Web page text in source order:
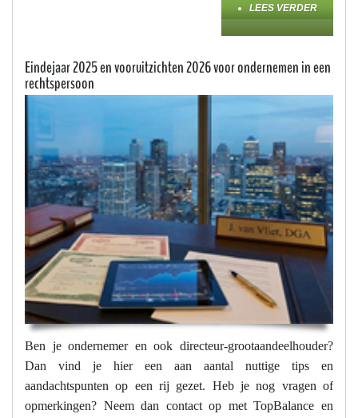
LEES VERDER
Eindejaar 2025 en vooruitzichten 2026 voor ondernemen in een
rechtspersoon
Ben je ondernemer en ook directeur-grootaandeelhouder?
Dan vind je hier een aan aantal nuttige tips en
aandachtspunten op een rij gezet. Heb je nog vragen of
opmerkingen? Neem dan contact op met TopBalance en